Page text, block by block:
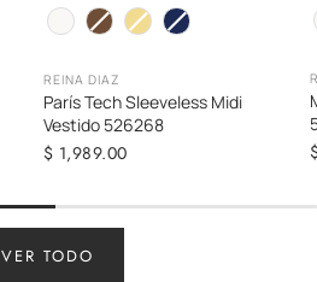
Color
REINA DIAZ
París Tech Sleeveless Midi
Vestido 526268
Precio
$ 1,989.00
VER TODO